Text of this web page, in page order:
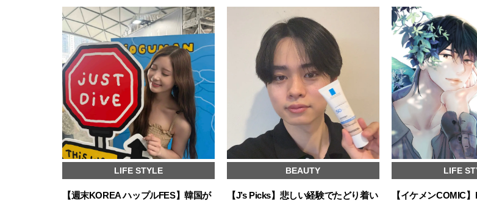
LIFE STYLE
【週末KOREA ハップルFES】韓国が
BEAUTY
【J’s Picks】悲しい経験でたどり着い
LIFE
【イケメンCOMIC